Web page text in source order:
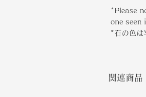
*Please
one seen
*石の色は
関連商品